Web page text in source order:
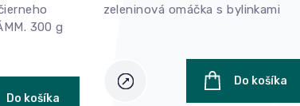
300 g
Do košíka
zeleninová omáčka s bylinkami
Do košíka